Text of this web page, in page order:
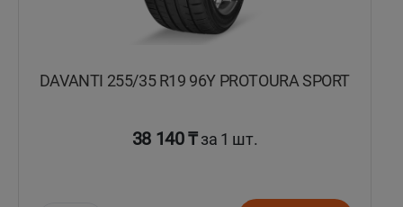
DAVANTI 255/35 R19 96Y PROTOURA SPORT
38 140 ₸за 1 шт.